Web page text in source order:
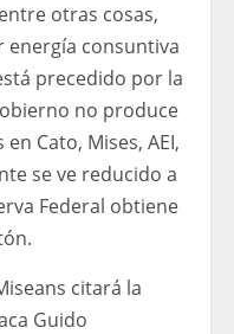
otras cosas,
energía consuntiva
precedido por la
no produce
Cato, Mises, AEI,
se ve reducido a
Federal obtiene
citará la
Guido